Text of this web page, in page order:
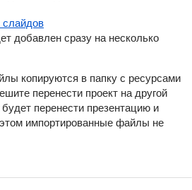
добавлен сразу на несколько
копируются в папку с ресурсами
перенести проект на другой
перенести презентацию и
импортированные файлы не